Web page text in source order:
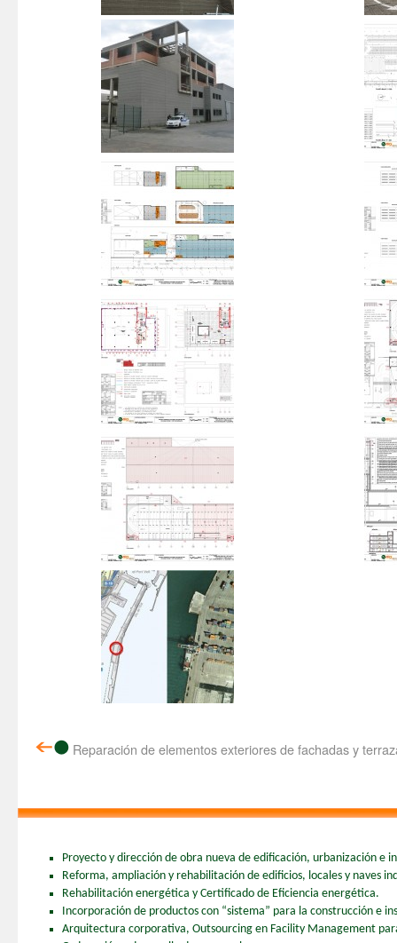
Reparación de elementos exteriores de fachadas y
Proyecto y dirección de obra nueva de edificación, urbanización e
Reforma, ampliación y rehabilitación de edificios, locales y naves
Rehabilitación energética y Certificado de Eficiencia energética.
Incorporación de productos con “sistema” para la construcción e
Arquitectura corporativa, Outsourcing en Facility Management